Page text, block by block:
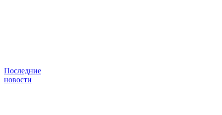
Последние
новости